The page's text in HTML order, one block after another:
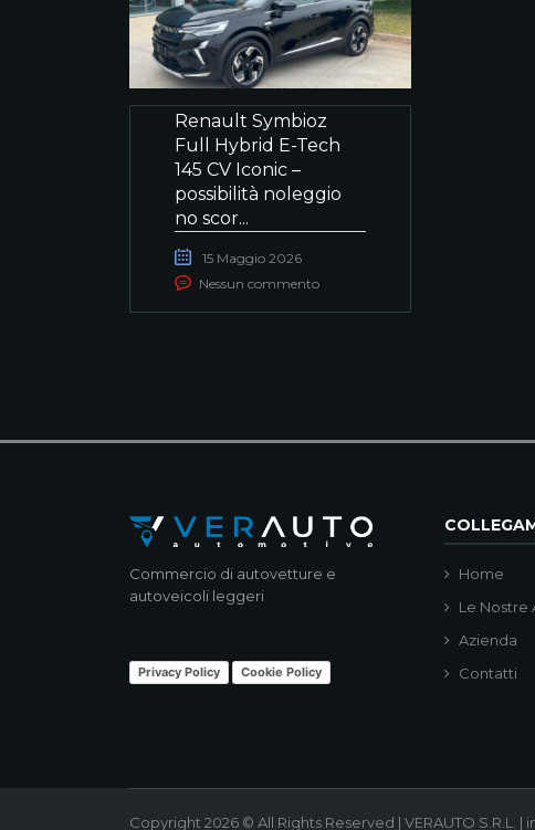
Renault Symbioz
Full Hybrid E-Tech
145 CV Iconic –
possibilità noleggio
no scor...
15 Maggio 2026
Nessun commento
Commercio di autovetture e
autoveicoli leggeri
Privacy Policy Cookie Policy
Home
Le Nostre
Azienda
Contatti
Copyright 2026 © All Rights Reserved | VERAUTO S.R.L.